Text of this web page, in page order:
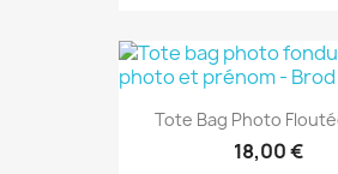
Tote Bag Photo
18,00 €